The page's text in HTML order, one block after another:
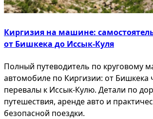
Киргизия на машине:
от Бишкека до Иссык-Куля
Полный путеводитель по круговому
автомобиле по Киргизии: от Бишкека
перевалы к Иссык-Кулю. Детали по
путешествия, аренде авто и
безопасной поездки.